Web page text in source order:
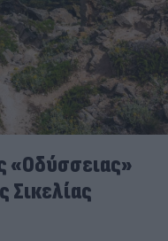
«Οδύσσειας»
Σικελίας